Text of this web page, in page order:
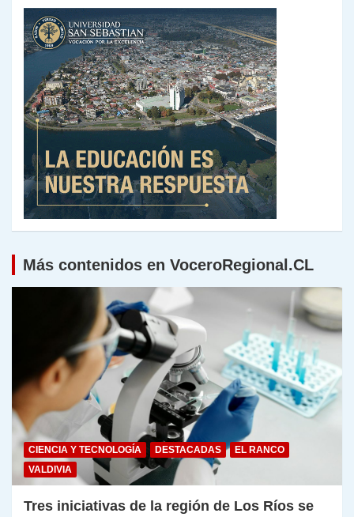
Más contenidos en VoceroRegional.CL
CIENCIA Y TECNOLOGÍA DESTACADAS
EL RANCO
VALDIVIA
Tres iniciativas de la región de Los Ríos se